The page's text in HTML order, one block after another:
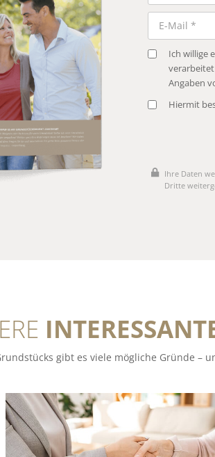
Ich willige
Angaben
Hiermit
Ihre Daten
Dritte
gibt es viele mögliche Gründe –